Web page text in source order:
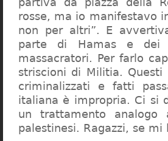
rosse, ma io manifestavo
non per altri”. E
parte di Hamas e dei
massacratori. Per farlo
striscioni di Militia.
criminalizzati e fatti
italiana è impropria. Ci si
un trattamento
palestinesi. Ragazzi, se